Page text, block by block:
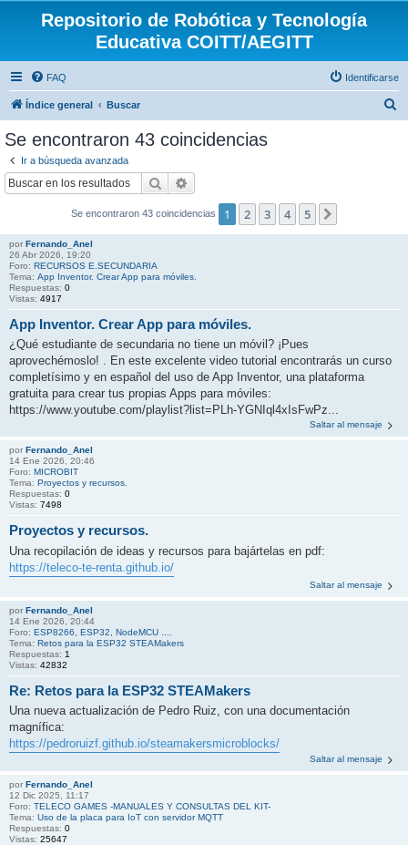
Repositorio de Robótica y Tecnología
Educativa COITT/AEGITT
FAQ Identificarse
Índice general Buscar
Se encontraron 43 coincidencias
Ir a búsqueda avanzada
Buscar
Se encontraron 43 coincidencias 1 2 3 4 5
por Fernando_Anel
26 Abr 2026, 19:20
Foro: RECURSOS E.SECUNDARIA
Tema: App Inventor. Crear App para móviles.
Respuestas: 0
Vistas: 4917
App Inventor. Crear App para móviles.
¿Qué estudiante de secundaria no tiene un móvil? ¡Pues
aprovechémoslo! . En este excelente video tutorial encontrarás un curso
completísimo y en español del uso de App Inventor, una plataforma
gratuita para crear tus propias Apps para móviles:
https://www.youtube.com/playlist?list=PLh-YGNIql4xIsFwPz...
Saltar al mensaje
por Fernando_Anel
14 Ene 2026, 20:46
Foro: MICROBIT
Tema: Proyectos y recursos.
Respuestas: 0
Vistas: 7498
Proyectos y recursos.
Una recopilación de ideas y recursos para bajártelas en pdf:
https://teleco-te-renta.github.io/
Saltar al mensaje
por Fernando_Anel
14 Ene 2026, 20:44
Foro: ESP8266, ESP32, NodeMCU ....
Tema: Retos para la ESP32 STEAMakers
Respuestas: 1
Vistas: 42832
Re: Retos para la ESP32 STEAMakers
Una nueva actualización de Pedro Ruiz, con una documentación
magnífica:
https://pedroruizf.github.io/steamakersmicroblocks/
Saltar al mensaje
por Fernando_Anel
12 Dic 2025, 11:17
Foro: TELECO GAMES -MANUALES Y CONSULTAS DEL KIT-
Tema: Uso de la placa para IoT con servidor MQTT
Respuestas: 0
Vistas: 25647